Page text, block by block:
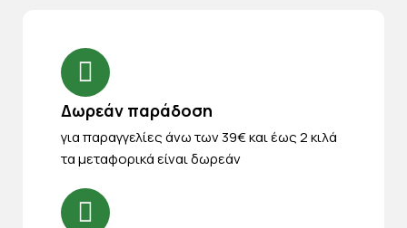
Δωρεάν παράδοση
για παραγγελίες άνω των 39€ και έως 2 κιλά
τα μεταφορικά είναι δωρεάν